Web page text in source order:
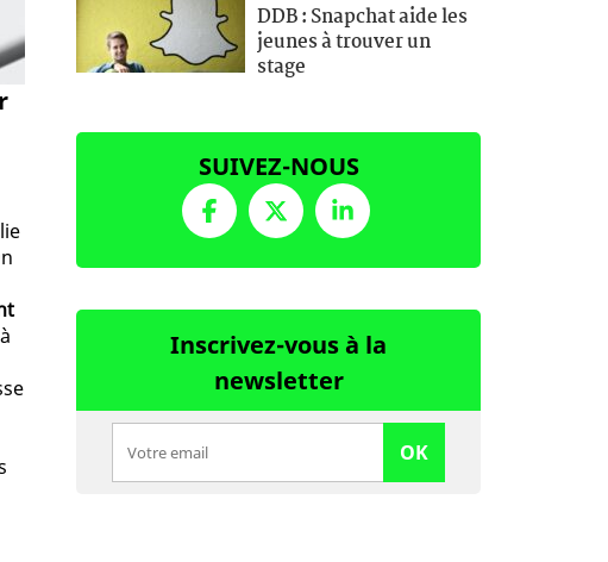
DDB : Snapchat aide les
jeunes à trouver un
stage
SUIVEZ-NOUS
Inscrivez-vous à la
newsletter
OK